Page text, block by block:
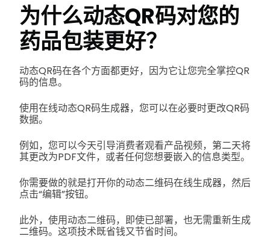
为什么动态QR码对您的
药品包装更好？
动态QR码在各个方面都更好，因为它让您完全掌控QR
码的信息。
使用在线动态QR码生成器，您可以在必要时更改QR码
数据。
例如，您可以今天引导消费者观看产品视频，第二天将
其更改为PDF文件，或者任何您想要嵌入的信息类型。
你需要做的就是打开你的动态二维码在线生成器，然后
点击“编辑”按钮。
此外，使用动态二维码，即使已部署，也无需重新生成
二维码。这项技术既省钱又节省时间。